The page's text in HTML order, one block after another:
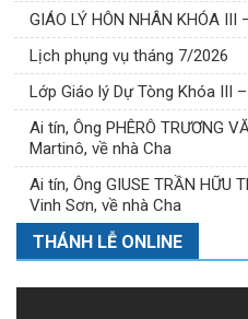
GIÁO LÝ HÔN NHÂN KHÓA III
Lịch phụng vụ tháng 7/2026
Lớp Giáo lý Dự Tòng Khóa III
Ai tín, Ông PHÊRÔ TRƯƠNG
Martinô, về nhà Cha
Ai tín, Ông GIUSE TRẦN HỮU
Vinh Sơn, về nhà Cha
THÁNH LỄ ONLINE